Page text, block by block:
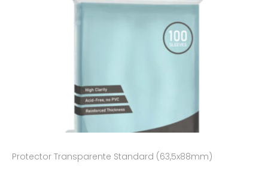
Protector Transparente Standard (63,5x88mm)